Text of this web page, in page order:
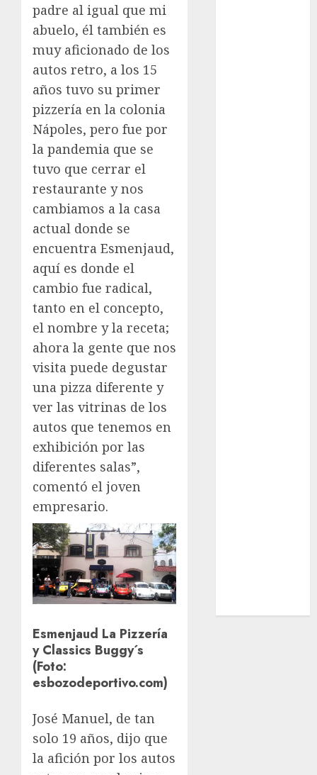
padre al igual que mi
abuelo, él también es
muy aficionado de los
autos retro, a los 15
años tuvo su primer
pizzería en la colonia
Nápoles, pero fue por
la pandemia que se
tuvo que cerrar el
restaurante y nos
cambiamos a la casa
actual donde se
encuentra Esmenjaud,
aquí es donde el
cambio fue radical,
tanto en el concepto,
el nombre y la receta;
ahora la gente que nos
visita puede degustar
una pizza diferente y
ver las vitrinas de los
autos que tenemos en
exhibición por las
diferentes salas”,
comentó el joven
empresario.
Esmenjaud La Pizzería
y Classics Buggy´s
(Foto:
esbozodeportivo.com)
José Manuel, de tan
solo 19 años, dijo que
la afición por los autos